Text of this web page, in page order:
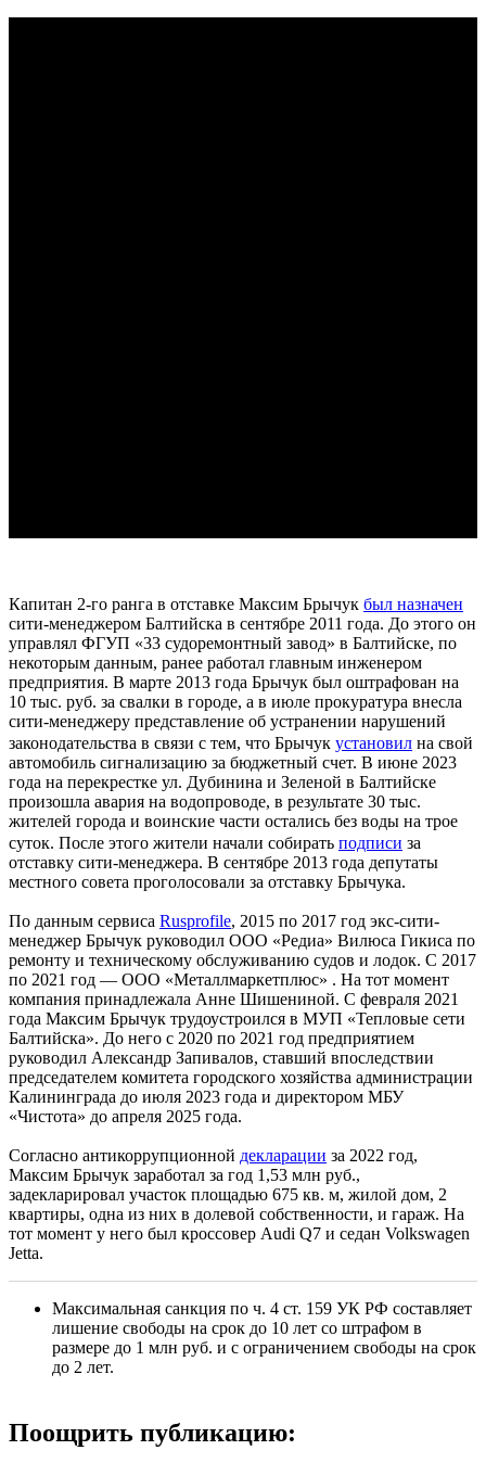
Капитан 2-го ранга в отставке Максим Брычук был назначен
сити-менеджером Балтийска в сентябре 2011 года. До этого он
управлял ФГУП «33 судоремонтный завод» в Балтийске, по
некоторым данным, ранее работал главным инженером
предприятия. В марте 2013 года Брычук был оштрафован на
10 тыс. руб. за свалки в городе, а в июле прокуратура внесла
сити-менеджеру представление об устранении нарушений
законодательства в связи с тем, что Брычук установил на свой
автомобиль сигнализацию за бюджетный счет. В июне 2023
года на перекрестке ул. Дубинина и Зеленой в Балтийске
произошла авария на водопроводе, в результате 30 тыс.
жителей города и воинские части остались без воды на трое
суток. После этого жители начали собирать подписи за
отставку сити-менеджера. В сентябре 2013 года депутаты
местного совета проголосовали за отставку Брычука.
По данным сервиса Rusprofile, 2015 по 2017 год экс-сити-
менеджер Брычук руководил ООО «Редиа» Вилюса Гикиса по
ремонту и техническому обслуживанию судов и лодок. С 2017
по 2021 год — ООО «Металлмаркетплюс» . На тот момент
компания принадлежала Анне Шишениной. С февраля 2021
года Максим Брычук трудоустроился в МУП «Тепловые сети
Балтийска». До него с 2020 по 2021 год предприятием
руководил Александр Запивалов, ставший впоследствии
председателем комитета городского хозяйства администрации
Калининграда до июля 2023 года и директором МБУ
«Чистота» до апреля 2025 года.
Согласно антикоррупционной декларации за 2022 год,
Максим Брычук заработал за год 1,53 млн руб.,
задекларировал участок площадью 675 кв. м, жилой дом, 2
квартиры, одна из них в долевой собственности, и гараж. На
тот момент у него был кроссовер Audi Q7 и седан Volkswagen
Jetta.
Максимальная санкция по ч. 4 ст. 159 УК РФ составляет
лишение свободы на срок до 10 лет со штрафом в
размере до 1 млн руб. и с ограничением свободы на срок
до 2 лет.
Поощрить публикацию: